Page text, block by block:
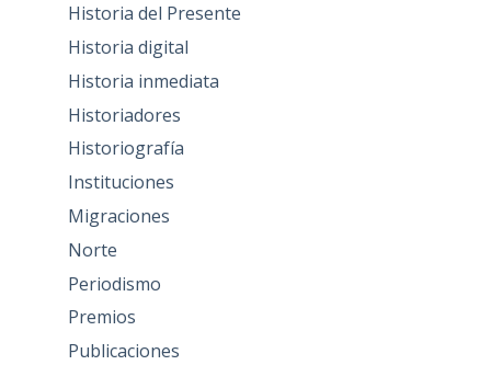
Historia del Presente
Historia digital
Historia inmediata
Historiadores
Historiografía
Instituciones
Migraciones
Norte
Periodismo
Premios
Publicaciones